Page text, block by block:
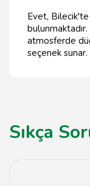
Evet, Bilecik'te
atmosferde
seçenek sunar.
Sıkça